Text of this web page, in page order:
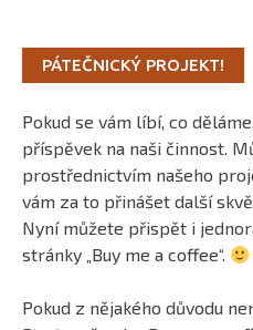
PÁTEČNICKÝ PROJEKT!
Pokud se vám líbí, co
příspěvek na naši činnost.
prostřednictvím našeho
vám za to přinášet další
Nyní můžete přispět i
stránky „Buy me a coffee“.
Pokud z nějakého důvodu